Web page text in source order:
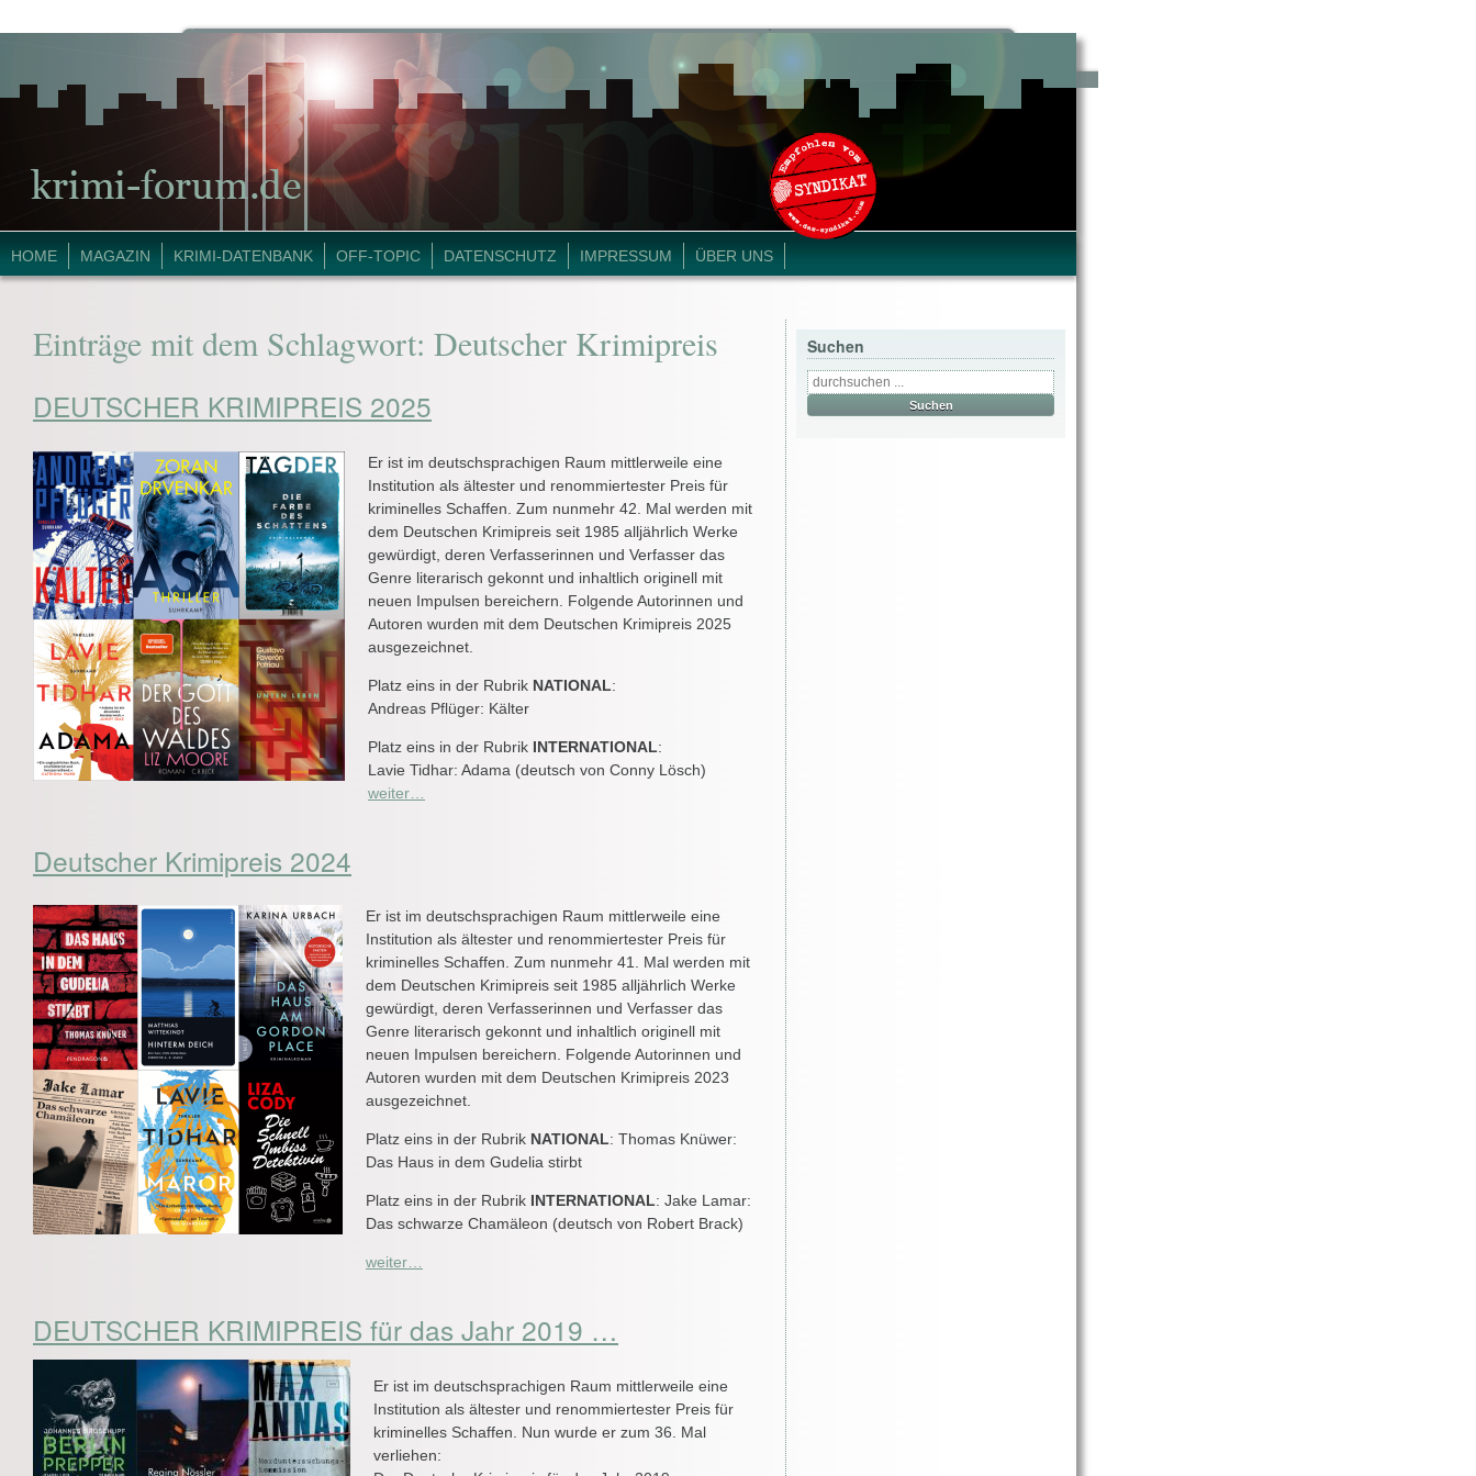
HOME MAGAZIN KRIMI-DATENBANK OFF-TOPIC DATENSCHUTZ IMPRESSUM ÜBER UNS
Einträge mit dem Schlagwort: Deutscher Krimipreis
DEUTSCHER KRIMIPREIS 2025
Er ist im deutschsprachigen Raum mittlerweile eine
Institution als ältester und renommiertester Preis für
kriminelles Schaffen. Zum nunmehr 42. Mal werden mit
dem Deutschen Krimipreis seit 1985 alljährlich Werke
gewürdigt, deren Verfasserinnen und Verfasser das
Genre literarisch gekonnt und inhaltlich originell mit
neuen Impulsen bereichern. Folgende Autorinnen und
Autoren wurden mit dem Deutschen Krimipreis 2025
ausgezeichnet.
Platz eins in der Rubrik NATIONAL:
Andreas Pflüger: Kälter
Platz eins in der Rubrik INTERNATIONAL:
Lavie Tidhar: Adama (deutsch von Conny Lösch)
weiter…
Deutscher Krimipreis 2024
Er ist im deutschsprachigen Raum mittlerweile eine
Institution als ältester und renommiertester Preis für
kriminelles Schaffen. Zum nunmehr 41. Mal werden mit
dem Deutschen Krimipreis seit 1985 alljährlich Werke
gewürdigt, deren Verfasserinnen und Verfasser das
Genre literarisch gekonnt und inhaltlich originell mit
neuen Impulsen bereichern. Folgende Autorinnen und
Autoren wurden mit dem Deutschen Krimipreis 2023
ausgezeichnet.
Platz eins in der Rubrik NATIONAL: Thomas Knüwer:
Das Haus in dem Gudelia stirbt
Platz eins in der Rubrik INTERNATIONAL: Jake Lamar:
Das schwarze Chamäleon (deutsch von Robert Brack)
weiter…
DEUTSCHER KRIMIPREIS für das Jahr 2019 …
Er ist im deutschsprachigen Raum mittlerweile eine
Institution als ältester und renommiertester Preis für
kriminelles Schaffen. Nun wurde er zum 36. Mal
verliehen:
Suchen